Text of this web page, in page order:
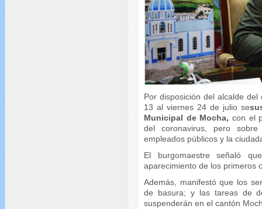
Por disposición del alcalde
13 al viernes 24 de julio se
Municipal de Mocha, con el
del coronavirus, pero
empleados públicos y la
El burgomaestre señaló
aparecimiento de los primeros
Además, manifestó que los
de basura; y las tareas de
suspenderán en el cantón